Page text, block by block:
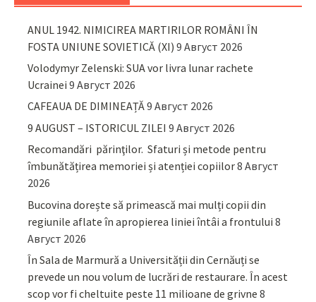
ANUL 1942. NIMICIREA MARTIRILOR ROMÂNI ÎN
FOSTA UNIUNE SOVIETICĂ (XI) 9 Август 2026
Volodymyr Zelenski: SUA vor livra lunar rachete
Ucrainei 9 Август 2026
CAFEAUA DE DIMINEAȚĂ9 Август 2026
9 AUGUST – ISTORICUL ZILEI 9 Август 2026
Recomandări părinţilor. Sfaturi și metode pentru
îmbunătățirea memoriei și atenției copiilor8 Август
2026
Bucovina dorește să primească mai mulți copii din
regiunile aflate în apropierea liniei întâi a frontului 8
Август 2026
În Sala de Marmură a Universității din Cernăuți se
prevede un nou volum de lucrări de restaurare. În acest
scop vor fi cheltuite peste 11 milioane de grivne 8